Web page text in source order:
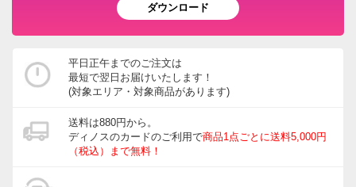
ダウンロード
平日正午までのご注文は
最短で翌日お届けいたします！
(対象エリア・対象商品があります)
送料は880円から。
ディノスのカードのご利用で商品1点ごとに送料5,000円
（税込）まで無料！